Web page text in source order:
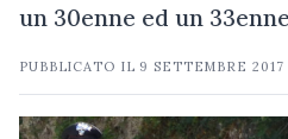
un 30enne ed un
PUBBLICATO IL 9 SETTEMBRE 2017